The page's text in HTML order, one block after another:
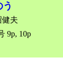
健夫
9p, 10p